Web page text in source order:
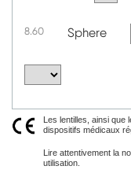
8.60 Sphere
Les lentilles, ainsi que
dispositifs médicaux
Lire attentivement la
utilisation.